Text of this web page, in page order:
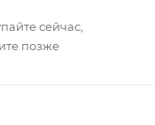
сейчас,
позже